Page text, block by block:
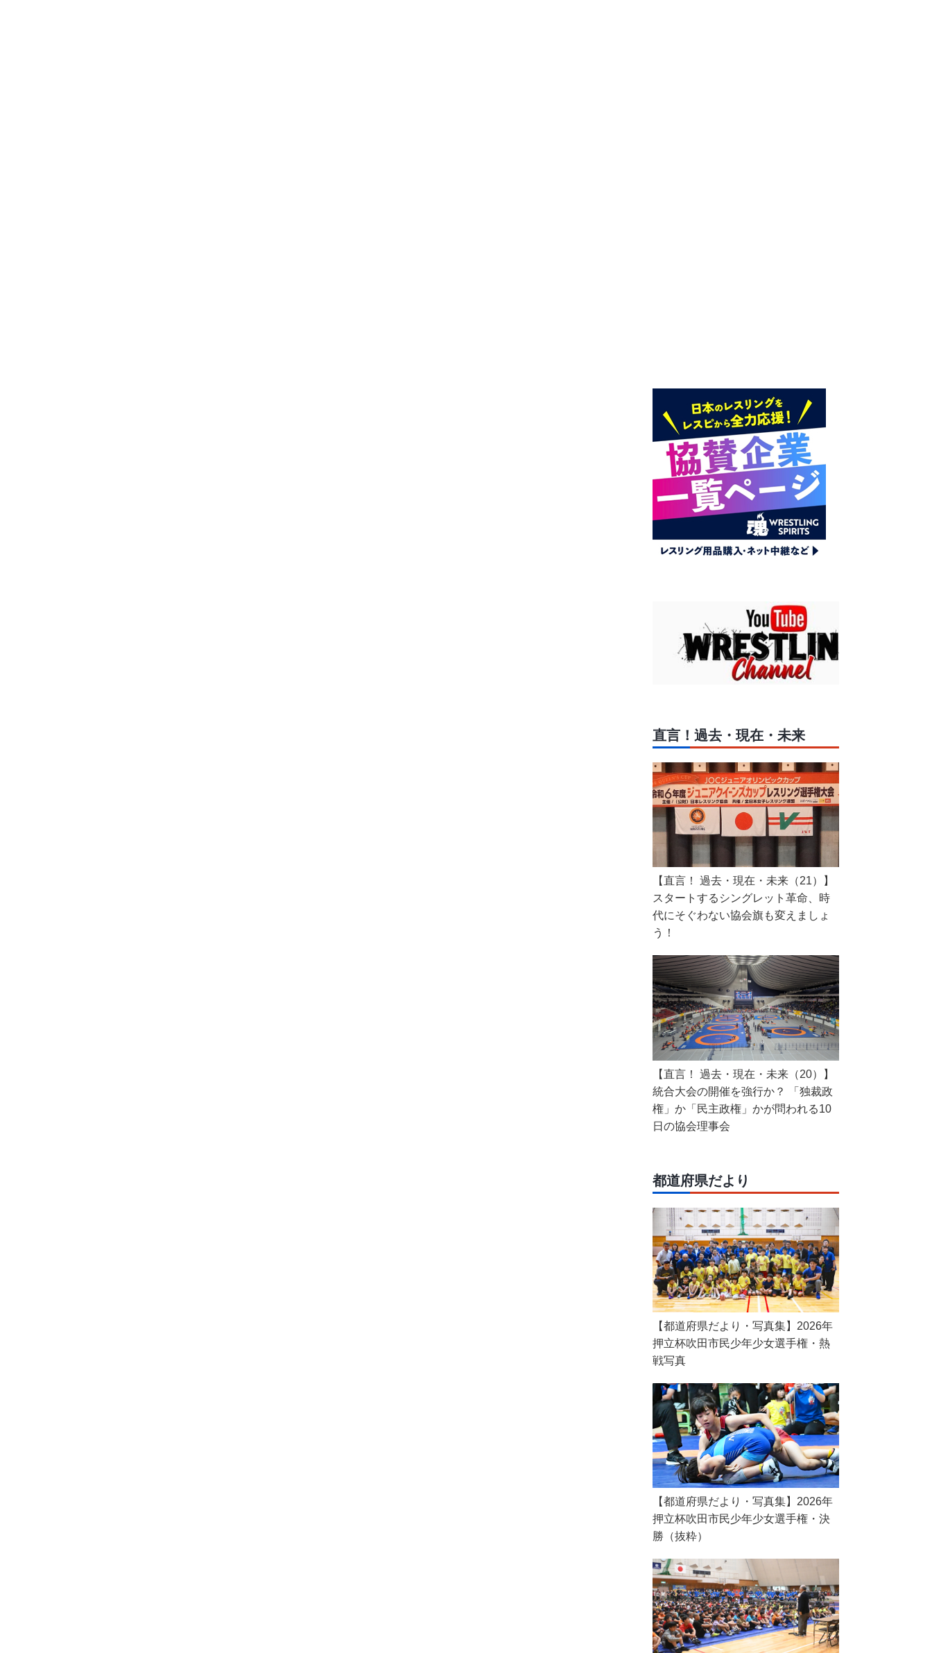
直言！過去・現在・未来
【直言！ 過去・現在・未来（21）】
スタートするシングレット革命、時
代にそぐわない協会旗も変えましょ
う！
【直言！ 過去・現在・未来（20）】
統合大会の開催を強行か？ 「独裁政
権」か「民主政権」かが問われる10
日の協会理事会
都道府県だより
【都道府県だより・写真集】2026年
押立杯吹田市民少年少女選手権・熱
戦写真
【都道府県だより・写真集】2026年
押立杯吹田市民少年少女選手権・決
勝（抜粋）